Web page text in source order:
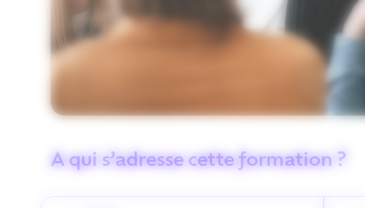
A qui s’adresse cette formation ?